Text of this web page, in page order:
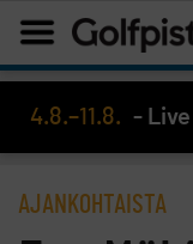
4.8.–11.8. -
AJANKOHTAISTA